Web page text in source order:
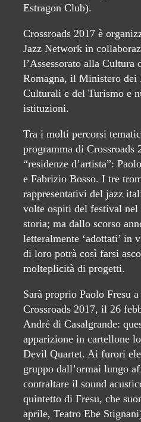
Estragon Club).
Crossroads 2017 è
Jazz Network in
l’Assessorato alla
Romagna, il Ministero
Culturali e del Turismo e
istituzioni.
Tra i molti percorsi
programma di Crossroads
“residenze d’artista”:
e Fabrizio Bosso. I tre
rappresentativi del jazz
volte ospiti del festival nel
storia; ma dallo scorso
letteralmente ‘adottati’ in
di loro potrà così farsi
molteplicità di progetti.
Sarà proprio Paolo Fresu
Crossroads 2017, il 26
André di Casalgrande:
apparizione in cartellone
Devil Quartet. Ai furori
gruppo dall’ormai lungo
contraltare il sound
quintetto di Fresu, che
aprile, Teatro Ebe